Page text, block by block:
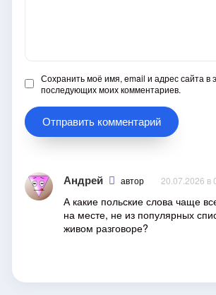
Сохранить моё имя, email и адрес сайта в
последующих моих комментариев.
Андрей автор 20.07.2026 в
А какие польские слова чаще
на месте, не из популярных
живом разговоре?